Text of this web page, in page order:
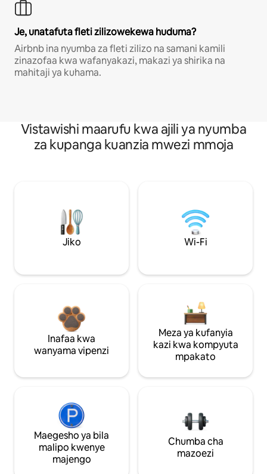
Je, unatafuta fleti zilizowekewa huduma?
Airbnb ina nyumba za fleti zilizo na samani kamili
zinazofaa kwa wafanyakazi, makazi ya shirika na
mahitaji ya kuhama.
Vistawishi maarufu kwa ajili ya nyumba
za kupanga kuanzia mwezi mmoja
Jiko Wi-Fi
Inafaa kwa
wanyama vipenzi
Meza ya kufanyia
kazi kwa kompyuta
mpakato
Maegesho ya bila
malipo kwenye
majengo
Chumba cha
mazoezi